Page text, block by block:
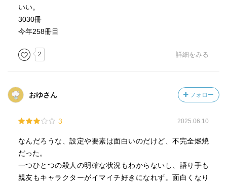
いい。
3030冊
今年258冊目
2 詳細をみる
おゆさん フォロー
3 2025.06.10
なんだろうな、設定や要素は面白いのだけど、不完全燃焼
だった。
一つひとつの殺人の明確な状況もわからないし、語り手も
親友もキャラクターがイマイチ好きになれず。面白くなり